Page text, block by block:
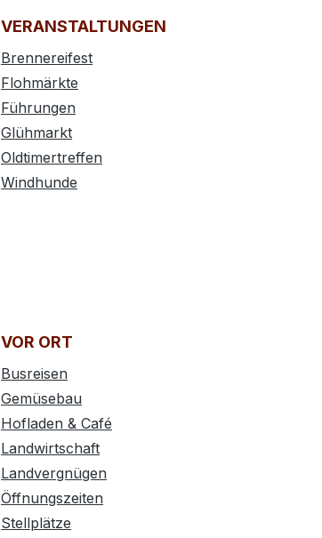
VERANSTALTUNGEN
Brennereifest
Flohmärkte
Führungen
Glühmarkt
Oldtimertreffen
Windhunde
VOR ORT
Busreisen
Gemüsebau
Hofladen & Café
Landwirtschaft
Landvergnügen
Öffnungszeiten
Stellplätze